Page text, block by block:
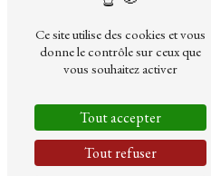
Croix
Ce site utilise des cookies et vous
donne le contrôle sur ceux que
vous souhaitez activer
Tout accepter
Tout refuser